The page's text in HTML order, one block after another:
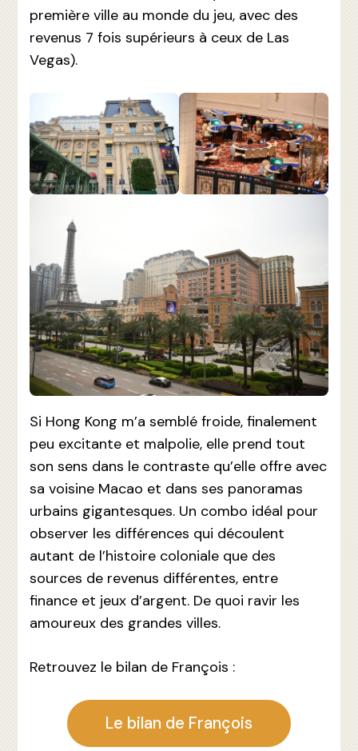
première ville au monde du jeu, avec des
revenus 7 fois supérieurs à ceux de Las
Vegas).
Si Hong Kong m’a semblé froide, finalement
peu excitante et malpolie, elle prend tout
son sens dans le contraste qu’elle offre avec
sa voisine Macao et dans ses panoramas
urbains gigantesques. Un combo idéal pour
observer les différences qui découlent
autant de l’histoire coloniale que des
sources de revenus différentes, entre
finance et jeux d’argent. De quoi ravir les
amoureux des grandes villes.
Retrouvez le bilan de François :
Le bilan de François